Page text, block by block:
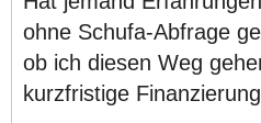
ohne Schufa-Abfrage
ob ich diesen Weg
kurzfristige